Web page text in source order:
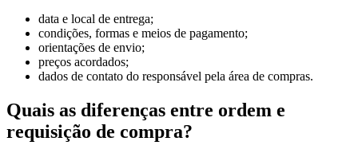
data e local de entrega;
condições, formas e meios de pagamento;
orientações de envio;
preços acordados;
dados de contato do responsável pela área de compras.
Quais as diferenças entre ordem e
requisição de compra?